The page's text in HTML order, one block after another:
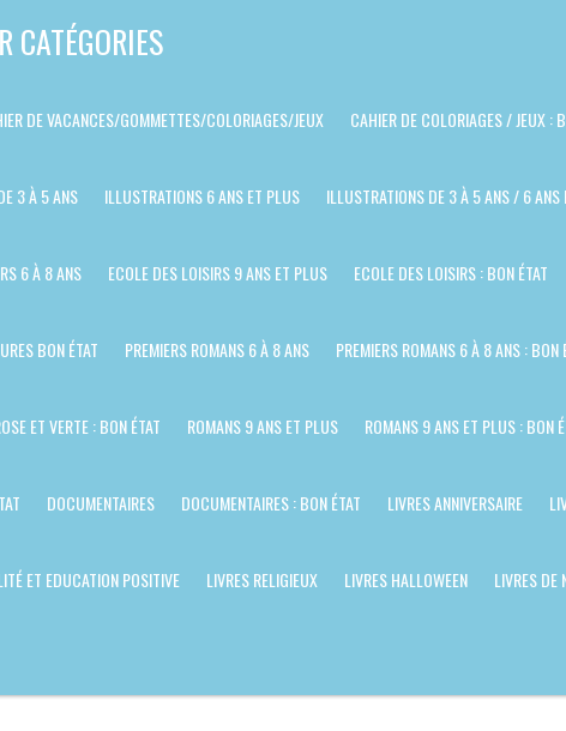
CATÉGORIES
DE VACANCES/GOMMETTES/COLORIAGES/JEUX CAHIER DE COLORIAGES / JEUX :
3 À 5 ANS ILLUSTRATIONS 6 ANS ET PLUS ILLUSTRATIONS DE 3 À 5 ANS / 6 ANS
6 À 8 ANS ECOLE DES LOISIRS 9 ANS ET PLUS ECOLE DES LOISIRS : BON ÉTAT
BON ÉTAT PREMIERS ROMANS 6 À 8 ANS PREMIERS ROMANS 6 À 8 ANS : BON
ET VERTE : BON ÉTAT ROMANS 9 ANS ET PLUS ROMANS 9 ANS ET PLUS : BON
DOCUMENTAIRES DOCUMENTAIRES : BON ÉTAT LIVRES ANNIVERSAIRE
ET EDUCATION POSITIVE LIVRES RELIGIEUX LIVRES HALLOWEEN LIVRES DE